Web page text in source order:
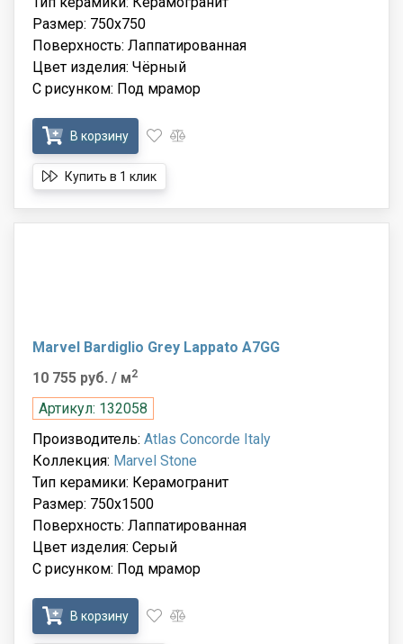
Размер: 750x750
Поверхность: Лаппатированная
Цвет изделия: Чёрный
С рисунком: Под мрамор
В корзину
Купить в 1 клик
Marvel Bardiglio Grey Lappato A7GG
10 755 руб. / м2
Артикул: 132058
Производитель: Atlas Concorde Italy
Коллекция: Marvel Stone
Тип керамики: Керамогранит
Размер: 750x1500
Поверхность: Лаппатированная
Цвет изделия: Серый
С рисунком: Под мрамор
В корзину